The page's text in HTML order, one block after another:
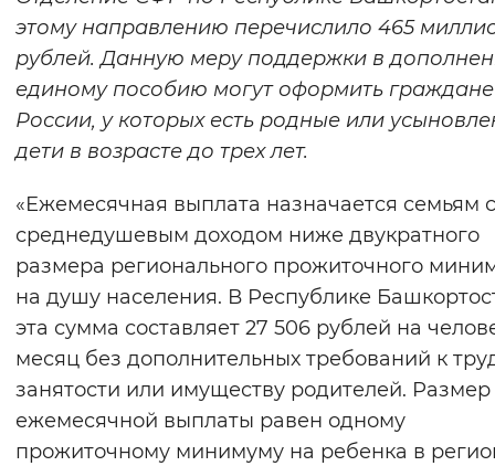
Синий фон
Изображения
Включены Выключены
Воспроизвести Остановить
Вернуть стандартные настройки
этому направлению перечислило 465
рублей. Данную меру поддержки в
единому пособию могут оформить граждане
России, у которых есть родные или
дети в возрасте до трех лет.
«Ежемесячная выплата назначается семьям
среднедушевым доходом ниже двукратного
размера регионального прожиточного
на душу населения. В Республике
эта сумма составляет 27 506 рублей на
месяц без дополнительных требований к
занятости или имуществу родителей. Размер
ежемесячной выплаты равен одному
прожиточному минимуму на ребенка в